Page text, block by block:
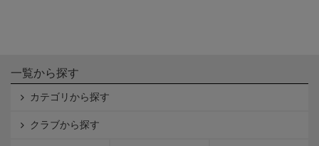
一覧から探す
カテゴリから探す
クラブから探す